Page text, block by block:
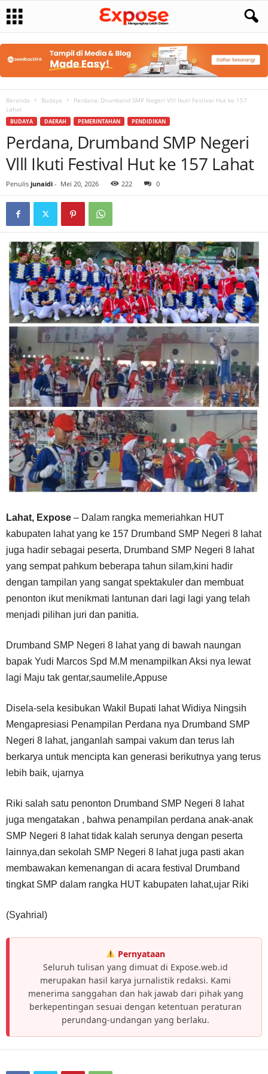
Beranda Budaya
Perdana, Drumband SMP Negeri Vlll Ikuti Festival Hut ke 157
Lahat
BUDAYA DAERAH PEMERINTAHAN PENDIDIKAN
Perdana, Drumband SMP Negeri
Vlll Ikuti Festival Hut ke 157 Lahat
Penulis junaidi - Mei 20, 2026 222 0
Lahat, Expose – Dalam rangka memeriahkan HUT
kabupaten lahat yang ke 157 Drumband SMP Negeri 8 lahat
juga hadir sebagai peserta, Drumband SMP Negeri 8 lahat
yang sempat pahkum beberapa tahun silam,kini hadir
dengan tampilan yang sangat spektakuler dan membuat
penonton ikut menikmati lantunan dari lagi lagi yang telah
menjadi pilihan juri dan panitia.
Drumband SMP Negeri 8 lahat yang di bawah naungan
bapak Yudi Marcos Spd M.M menampilkan Aksi nya lewat
lagi Maju tak gentar,saumelile,Appuse
Disela-sela kesibukan Wakil Bupati lahat Widiya Ningsih
Mengapresiasi Penampilan Perdana nya Drumband SMP
Negeri 8 lahat, janganlah sampai vakum dan terus lah
berkarya untuk mencipta kan generasi berikutnya yang terus
lebih baik, ujarnya
Riki salah satu penonton Drumband SMP Negeri 8 lahat
juga mengatakan , bahwa penampilan perdana anak-anak
SMP Negeri 8 lahat tidak kalah serunya dengan peserta
lainnya,dan sekolah SMP Negeri 8 lahat juga pasti akan
membawakan kemenangan di acara festival Drumband
tingkat SMP dalam rangka HUT kabupaten lahat,ujar Riki
(Syahrial)
Pernyataan
Seluruh tulisan yang dimuat di Expose.web.id
merupakan hasil karya jurnalistik redaksi. Kami
menerima sanggahan dan hak jawab dari pihak yang
berkepentingan sesuai dengan ketentuan peraturan
perundang-undangan yang berlaku.